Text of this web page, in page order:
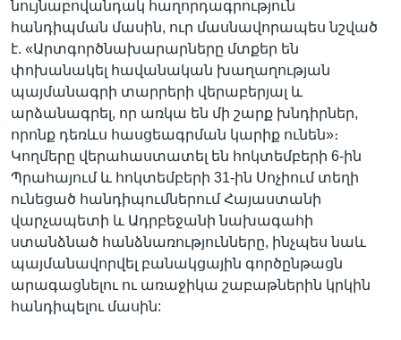
նույնաբովանդակ հաղորդագրություն
հանդիպման մասին, ուր մասնավորապես նշված
է. «Արտգործնախարարները մտքեր են
փոխանակել հավանական խաղաղության
պայմանագրի տարրերի վերաբերյալ և
արձանագրել, որ առկա են մի շարք խնդիրներ,
որոնք դեռևս հասցեագրման կարիք ունեն»։
Կողմերը վերահաստատել են հոկտեմբերի 6-ին
Պրահայում և հոկտեմբերի 31-ին Սոչիում տեղի
ունեցած հանդիպումներում Հայաստանի
վարչապետի և Ադրբեջանի նախագահի
ստանձնած հանձնառությունները, ինչպես նաև
պայմանավորվել բանակցային գործընթացն
արագացնելու ու առաջիկա շաբաթներին կրկին
հանդիպելու մասին: